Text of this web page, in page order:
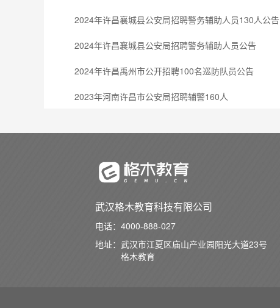
2024年许昌襄城县公安局招聘警务辅助人员130人公告
2024年许昌襄城县公安局招聘警务辅助人员公告
2024年许昌禹州市公开招聘100名巡防队员公告
2023年河南许昌市公安局招聘辅警160人
武汉格木教育科技有限公司
电话： 4000-888-027
地址： 武汉市江夏区庙山产业园阳光大道23号
格木教育